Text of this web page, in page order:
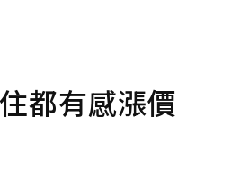
都有感漲價